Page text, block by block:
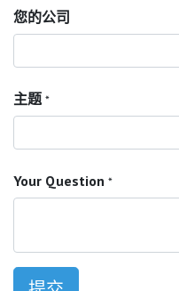
您的公司
主题 *
Your Question *